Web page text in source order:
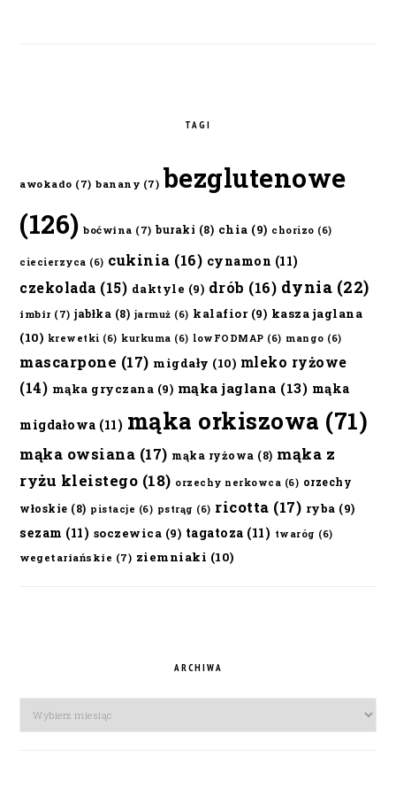
TAGI
awokado (7) banany (7) bezglutenowe
(126) boćwina (7) buraki (8) chia (9) chorizo (6)
ciecierzyca (6) cukinia (16) cynamon (11)
czekolada (15) daktyle (9) drób (16) dynia (22)
imbir (7) jabłka (8) jarmuż (6) kalafior(9) kasza jaglana
(10) krewetki (6) kurkuma (6) lowFODMAP (6) mango (6)
mascarpone (17) migdały (10) mleko ryżowe
(14) mąka gryczana (9) mąka jaglana (13) mąka
migdałowa (11) mąka orkiszowa (71)
mąka owsiana (17) mąka ryżowa (8) mąka z
ryżu kleistego (18) orzechy nerkowca (6) orzechy
włoskie (8) pistacje (6) pstrąg (6) ricotta (17) ryba (9)
sezam (11) soczewica (9) tagatoza (11) twaróg (6)
wegetariańskie (7) ziemniaki (10)
ARCHIWA
Archiwa